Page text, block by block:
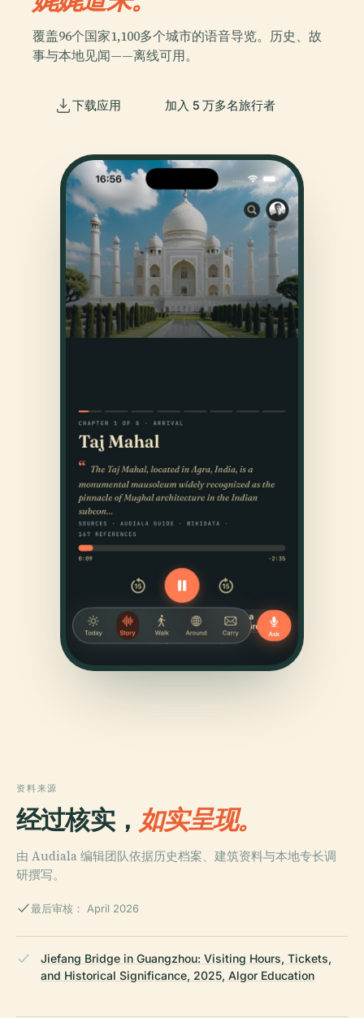
覆盖96个国家1,100多个城市的语音导览。历史、故
事与本地见闻——离线可用。
下载应用 加入 5 万多名旅行者
资料来源
经过核实， 如实呈现。
由 Audiala 编辑团队依据历史档案、建筑资料与本地专长调
研撰写。
最后审核： April 2026
Jiefang Bridge in Guangzhou: Visiting Hours, Tickets,
and Historical Significance, 2025, Algor Education